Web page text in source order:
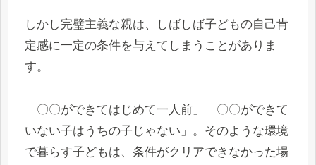
しかし完璧主義な親は、しばしば子どもの自己肯
定感に一定の条件を与えてしまうことがありま
す。
「〇〇ができてはじめて一人前」「〇〇ができて
いない子はうちの子じゃない」。そのような環境
で暮らす子どもは、条件がクリアできなかった場